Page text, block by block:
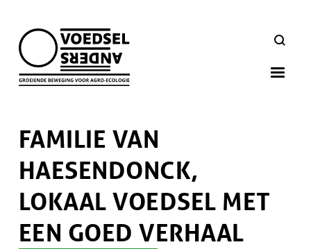
main
navigation
ZOEKEN
FAMILIE VAN
HAESENDONCK,
LOKAAL VOEDSEL MET
EEN GOED VERHAAL